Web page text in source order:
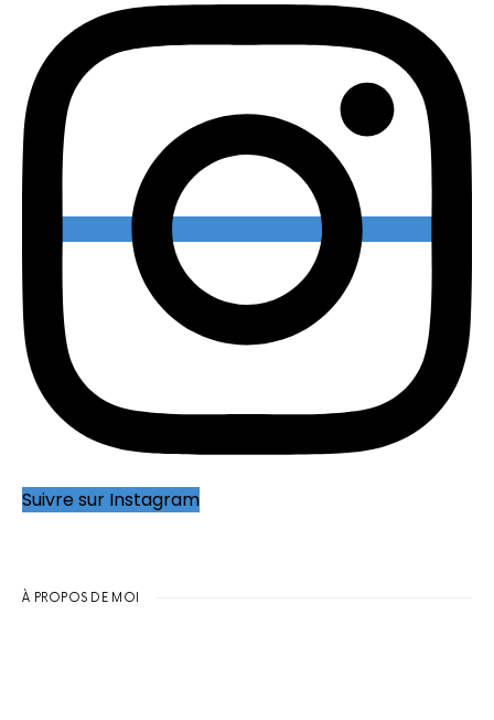
Suivre sur Instagram
À PROPOS DE MOI